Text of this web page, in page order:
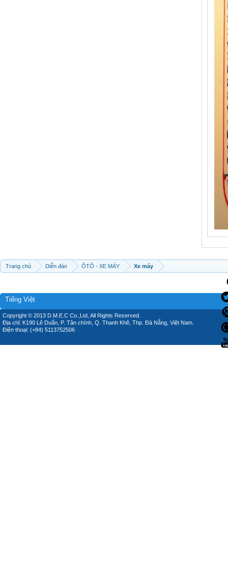
Trang chủ Diễn đàn ÔTÔ - XE MÁY Xe máy
Tiếng Việt
Copyright © 2013 D.M.E.C Co.,Ltd, All Rights Reserved.
Địa chỉ: K190 Lê Duẩn, P. Tân chính, Q. Thanh Khê, Thp. Đà Nẵng, Việt Nam.
Điện thoại: (+84) 5113752506